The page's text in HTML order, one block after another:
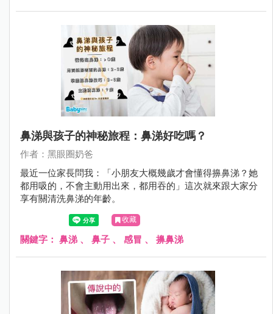
鼻涕與孩子的神秘旅程：鼻涕好吃嗎？
作者：黑眼圈奶爸
最近一位家長問我：「小朋友大概幾歲才會懂得擤鼻涕？她
都用吸的，不會主動用出來，都用吞的」這次就來跟大家分
享有關清洗鼻涕的年齡。
收藏
關鍵字： 鼻涕 、 鼻子 、 感冒 、 擤鼻涕